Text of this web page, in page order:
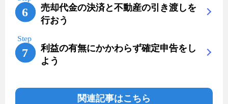
売却代金の決済と不動産の引き渡しを
行おう
利益の有無にかかわらず確定申告をし
よう
関連記事はこちら